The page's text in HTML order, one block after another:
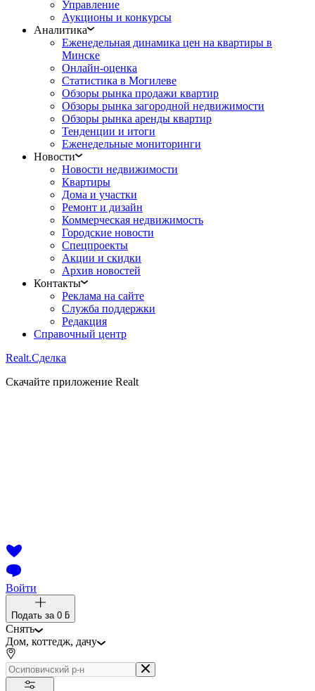
Управление
Аукционы и конкурсы
Аналитика
Еженедельная динамика цен на квартиры в
Минске
Онлайн-оценка
Статистика в Могилеве
Обзоры рынка продажи квартир
Обзоры рынка загородной недвижимости
Обзоры рынка аренды квартир
Тенденции и итоги
Еженедельные мониторинги
Новости
Новости недвижимости
Квартиры
Дома и участки
Ремонт и дизайн
Коммерческая недвижимость
Городские новости
Спецпроекты
Акции и скидки
Архив новостей
Контакты
Реклама на сайте
Служба поддержки
Редакция
Справочный центр
Realt.Сделка
Скачайте приложение Realt
Войти
Подать за 0 ƃ
Снять
Дом, коттедж, дачу